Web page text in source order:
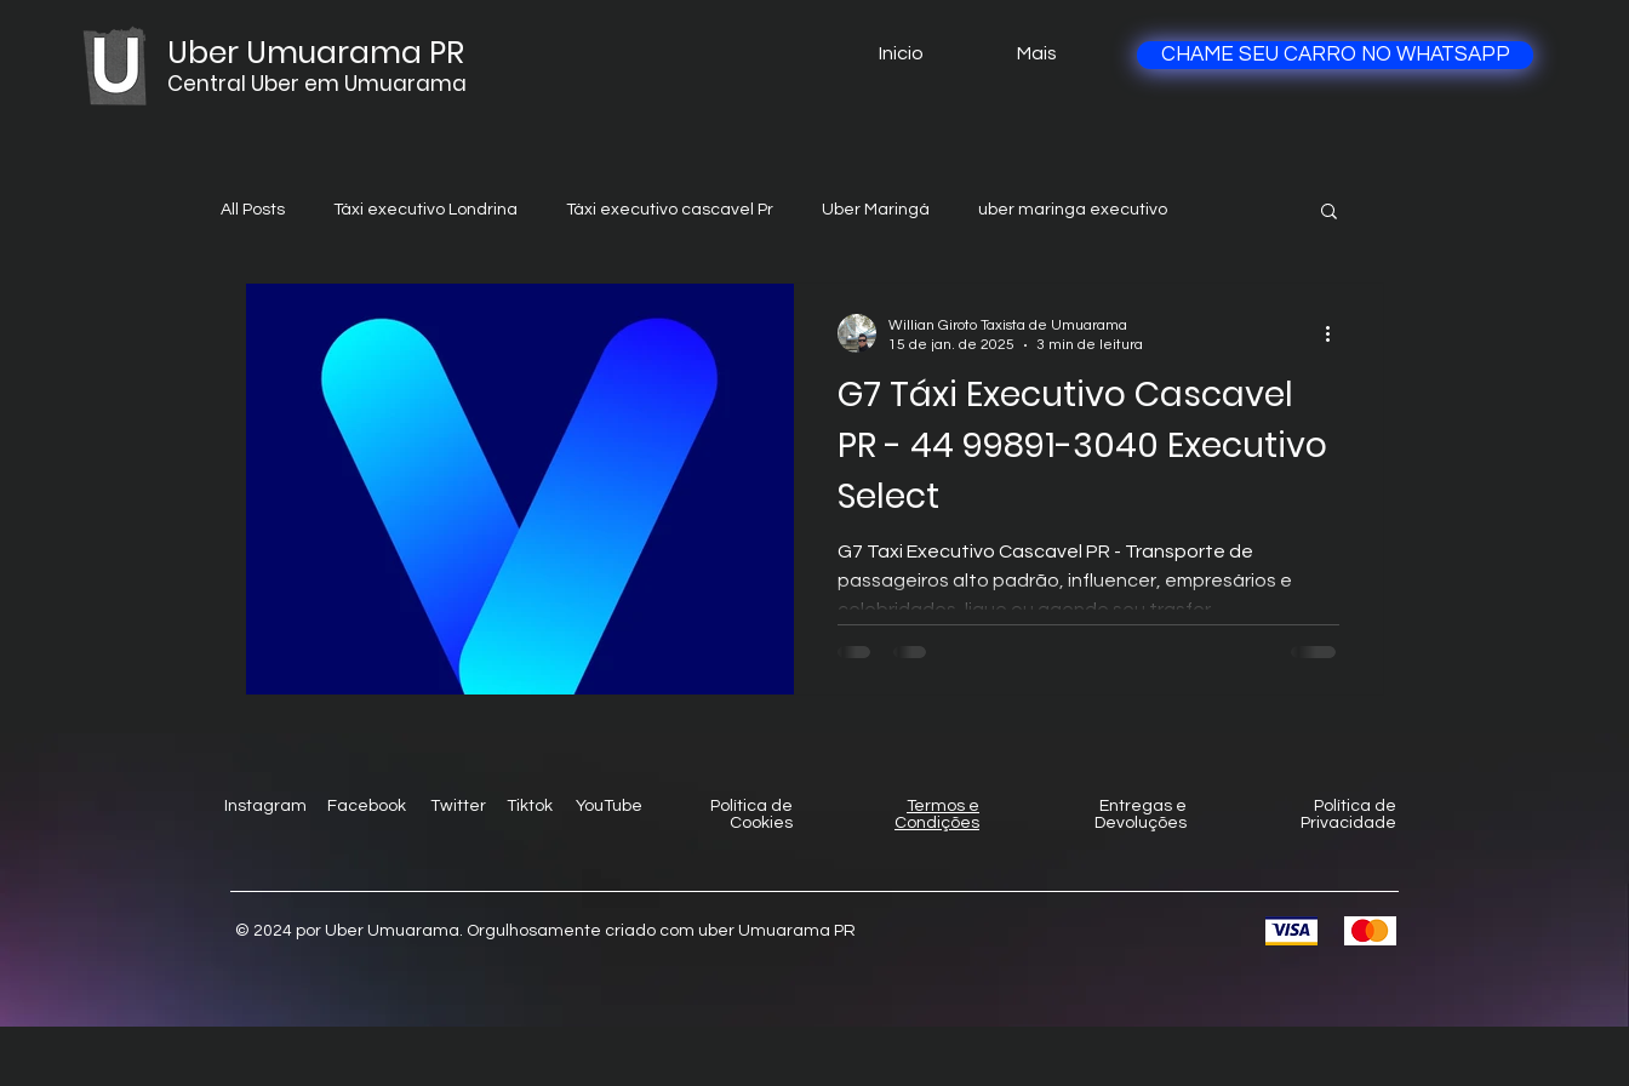
Uber Umuarama PR
Central Uber em Umuarama
Inicio Mais CHAME SEU CARRO NO WHATSAPP
All Posts Táxi executivo Londrina Táxi executivo cascavel Pr Uber Maringá uber maringa executivo
uber londrina taxi maringá blog
G7 Táxi Executivo Cascavel
PR - 44 99891-3040 Executivo
Select
G7 Taxi Executivo Cascavel PR - Transporte de
passageiros alto padrão, influencer, empresários e
celebridades, ligue ou agende seu trasfer
Willian Giroto Taxista de Umuarama
15 de jan. de 2025
3 min de leitura
Instagram Facebook Twitter Tiktok YouTube
Política de
Cookies
Termos e
Condições
Entregas e
Devoluções
Política de
Privacidade
© 2024 por Uber Umuarama. Orgulhosamente criado com uber Umuarama PR